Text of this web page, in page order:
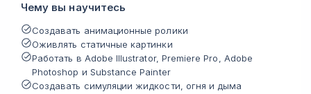
Чему вы научитесь
Создавать анимационные ролики
Оживлять статичные картинки
Работать в Adobe Illustrator, Premiere Pro, Adobe
Photoshop и Substance Painter
Создавать симуляции жидкости, огня и дыма